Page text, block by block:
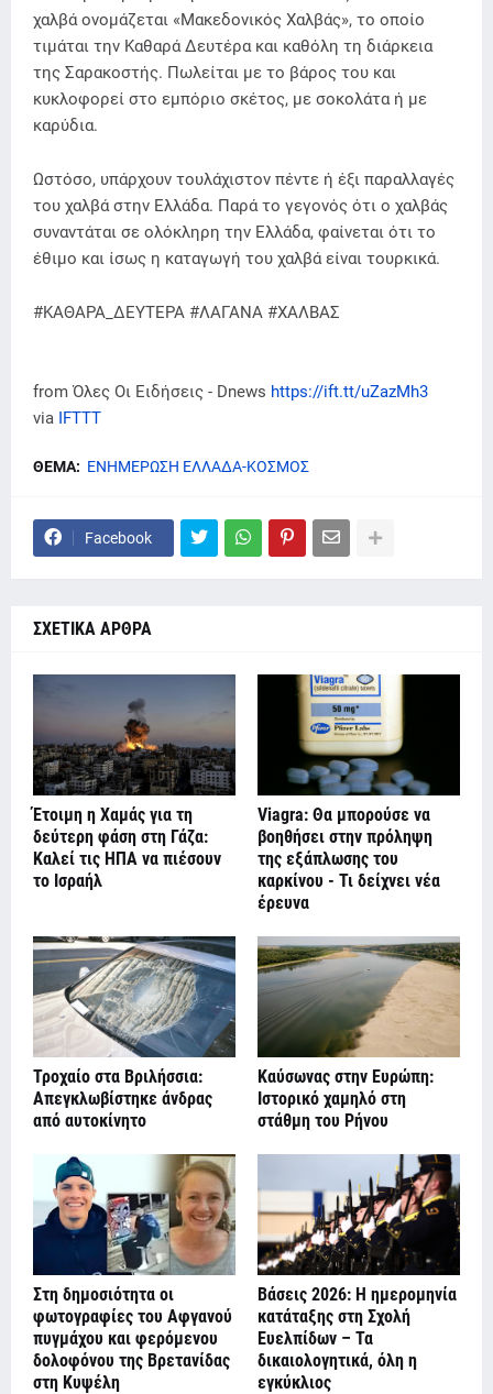
χαλβά ονομάζεται «Μακεδονικός Χαλβάς», το οποίο
τιμάται την Καθαρά Δευτέρα και καθόλη τη διάρκεια
της Σαρακοστής. Πωλείται με το βάρος του και
κυκλοφορεί στο εμπόριο σκέτος, με σοκολάτα ή με
καρύδια.
Ωστόσο, υπάρχουν τουλάχιστον πέντε ή έξι παραλλαγές
του χαλβά στην Ελλάδα. Παρά το γεγονός ότι ο χαλβάς
συναντάται σε ολόκληρη την Ελλάδα, φαίνεται ότι το
έθιμο και ίσως η καταγωγή του χαλβά είναι τουρκικά.
#ΚΑΘΑΡΑ_ΔΕΥΤΕΡΑ #ΛΑΓΑΝΑ #ΧΑΛΒΑΣ
from Όλες Οι Ειδήσεις - Dnews https://ift.tt/uZazMh3
via IFTTT
ΘΕΜΑ: ΕΝΗΜΕΡΩΣΗ ΕΛΛΑΔΑ-ΚΟΣΜΟΣ
Facebook
ΣΧΕΤΙΚΑ ΑΡΘΡΑ
Έτοιμη η Χαμάς για τη
δεύτερη φάση στη Γάζα:
Καλεί τις ΗΠΑ να πιέσουν
το Ισραήλ
Viagra: Θα μπορούσε να
βοηθήσει στην πρόληψη
της εξάπλωσης του
καρκίνου - Τι δείχνει νέα
έρευνα
Τροχαίο στα Βριλήσσια:
Απεγκλωβίστηκε άνδρας
από αυτοκίνητο
Καύσωνας στην Ευρώπη:
Ιστορικό χαμηλό στη
στάθμη του Ρήνου
Στη δημοσιότητα οι
φωτογραφίες του Αφγανού
πυγμάχου και φερόμενου
δολοφόνου της Βρετανίδας
στη Κυψέλη
Βάσεις 2026: Η ημερομηνία
κατάταξης στη Σχολή
Ευελπίδων – Τα
δικαιολογητικά, όλη η
εγκύκλιος